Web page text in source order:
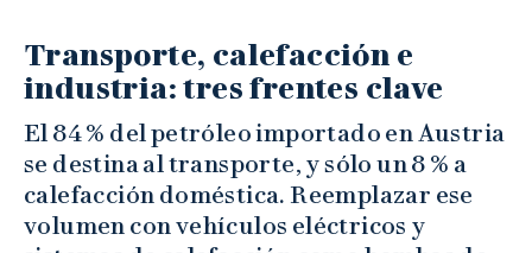
Transporte, calefacción e
industria: tres frentes clave
El 84 % del petróleo importado en Austria
se destina al transporte, y sólo un 8 % a
calefacción doméstica. Reemplazar ese
volumen con vehículos eléctricos y